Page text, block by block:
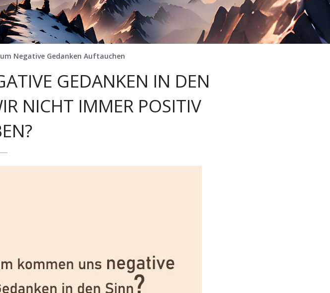
Negative Gedanken Auftauchen
GEDANKEN IN DEN
NICHT IMMER POSITIV